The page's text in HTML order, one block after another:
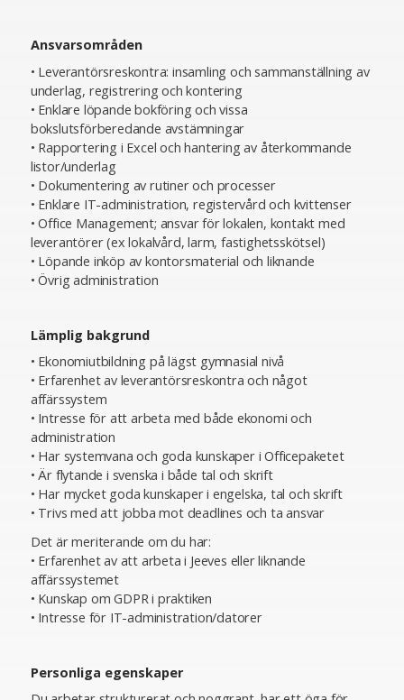
Ansvarsområden
• Leverantörsreskontra: insamling och sammanställning av
underlag, registrering och kontering
• Enklare löpande bokföring och vissa
bokslutsförberedande avstämningar
• Rapportering i Excel och hantering av återkommande
listor/underlag
• Dokumentering av rutiner och processer
• Enklare IT-administration, registervård och kvittenser
• Office Management; ansvar för lokalen, kontakt med
leverantörer (ex lokalvård, larm, fastighetsskötsel)
• Löpande inköp av kontorsmaterial och liknande
• Övrig administration
Lämplig bakgrund
• Ekonomiutbildning på lägst gymnasial nivå
• Erfarenhet av leverantörsreskontra och något
affärssystem
• Intresse för att arbeta med både ekonomi och
administration
• Har systemvana och goda kunskaper i Officepaketet
• Är flytande i svenska i både tal och skrift
• Har mycket goda kunskaper i engelska, tal och skrift
• Trivs med att jobba mot deadlines och ta ansvar
Det är meriterande om du har:
• Erfarenhet av att arbeta i Jeeves eller liknande
affärssystemet
• Kunskap om GDPR i praktiken
• Intresse för IT-administration/datorer
Personliga egenskaper